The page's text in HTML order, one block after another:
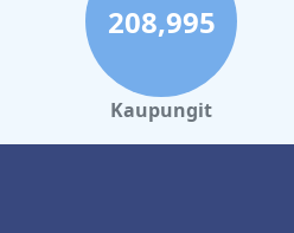
208,995
Kaupungit